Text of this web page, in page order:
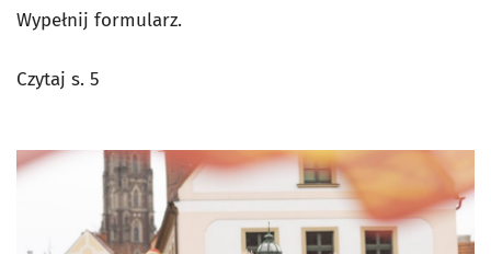
Wypełnij formularz.
Czytaj s. 5